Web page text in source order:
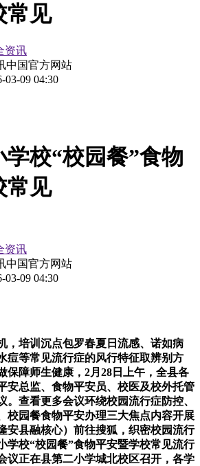
常见
资讯
中国官方网站
03-09 04:30
学校“校园餐”食物
常见
资讯
中国官方网站
03-09 04:30
培训沉点包罗春夏日流感、诺如病
痘等常见流行症的风行特征取辨别方
保障师生健康，2月28日上午，全县各
安总监、食物平安员、校医及校外托管
。查看更多会议环绕校园流行症防控、
校园餐食物平安办理三大焦点内容开展
安县融核心）前往搜狐，织密校园流行
学校“校园餐”食物平安暨学校常见流行
议正在县第二小学城北校区召开，各学